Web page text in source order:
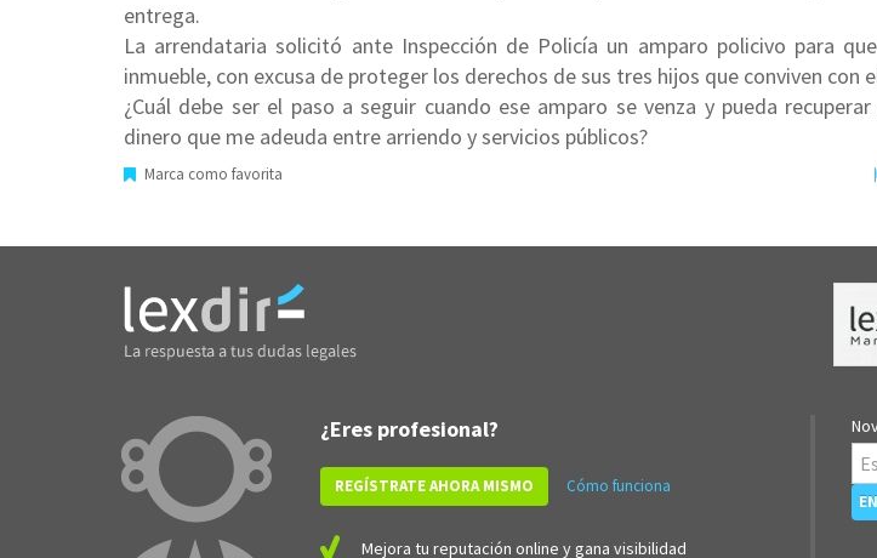
entrega.
La arrendataria solicitó ante Inspección de Policía un amparo policivo para
inmueble, con excusa de proteger los derechos de sus tres hijos que conviven con
¿Cuál debe ser el paso a seguir cuando ese amparo se venza y pueda
dinero que me adeuda entre arriendo y servicios públicos?
Marca como favorita
¿Eres profesional?
REGÍSTRATE AHORA MISMO Cómo funciona
Mejora tu reputación online y gana visibilidad